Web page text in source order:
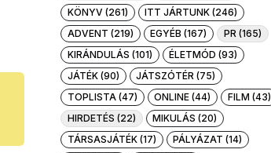
KÖNYV (261)
ITT JÁRTUNK (246)
ADVENT (219)
EGYÉB (167)
PR (165)
KIRÁNDULÁS (101)
ÉLETMÓD (93)
JÁTÉK (90)
JÁTSZÓTÉR (75)
TOPLISTA (47)
ONLINE (44)
FILM (43)
HIRDETÉS (22)
MIKULÁS (20)
TÁRSASJÁTÉK (17)
PÁLYÁZAT (14)